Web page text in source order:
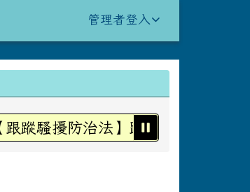
管理者登入
蹤騷擾防治法】跟蹤騷擾不是愛